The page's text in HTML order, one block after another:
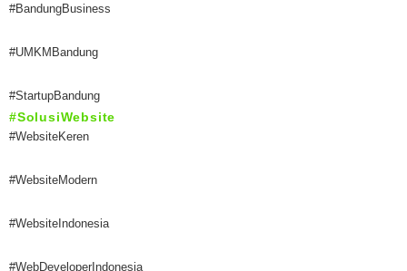
#BandungBusiness
#UMKMBandung
#StartupBandung
#SolusiWebsite
#WebsiteKeren
#WebsiteModern
#WebsiteIndonesia
#WebDeveloperIndonesia